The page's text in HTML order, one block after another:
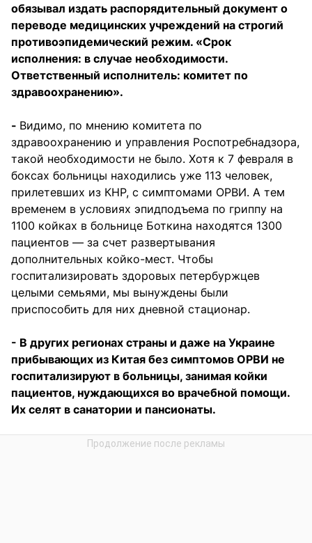
обязывал издать распорядительный документ о
переводе медицинских учреждений на строгий
противоэпидемический режим. «Срок
исполнения: в случае необходимости.
Ответственный исполнитель: комитет по
здравоохранению».
- Видимо, по мнению комитета по
здравоохранению и управления Роспотребнадзора,
такой необходимости не было. Хотя к 7 февраля в
боксах больницы находились уже 113 человек,
прилетевших из КНР, с симптомами ОРВИ. А тем
временем в условиях эпидподъема по гриппу на
1100 койках в больнице Боткина находятся 1300
пациентов — за счет развертывания
дополнительных койко-мест. Чтобы
госпитализировать здоровых петербуржцев
целыми семьями, мы вынуждены были
приспособить для них дневной стационар.
- В других регионах страны и даже на Украине
прибывающих из Китая без симптомов ОРВИ не
госпитализируют в больницы, занимая койки
пациентов, нуждающихся во врачебной помощи.
Их селят в санатории и пансионаты.